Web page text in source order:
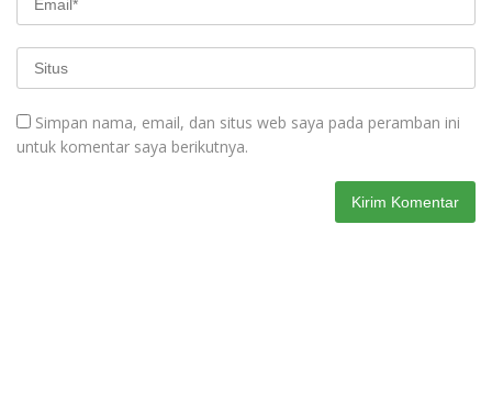
Simpan nama, email, dan situs web saya pada peramban ini
untuk komentar saya berikutnya.